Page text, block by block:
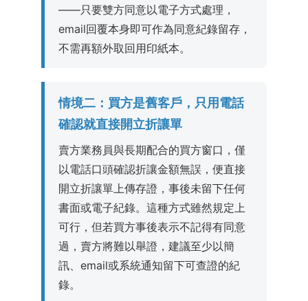
——只要雙方同意以電子方式處理，
email回覆本身即可作為同意紀錄留存，
不需再額外取回用印紙本。
情境二：買方是舊客戶，只用電話
確認就直接開立折讓單
賣方業務員與長期配合的買方窗口，僅
以電話口頭確認折讓金額無誤，便直接
開立折讓單上傳存證，事後未留下任何
書面或電子紀錄。這種方式雖然規定上
可行，但若買方事後表示不記得有同意
過，賣方將難以舉證，建議至少以簡
訊、email或系統通知留下可查證的紀
錄。